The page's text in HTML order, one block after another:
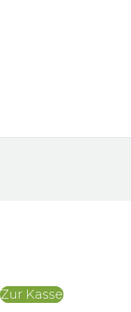
Zur Kasse